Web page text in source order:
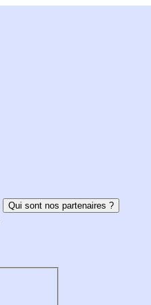
Qui sont nos partenaires ?